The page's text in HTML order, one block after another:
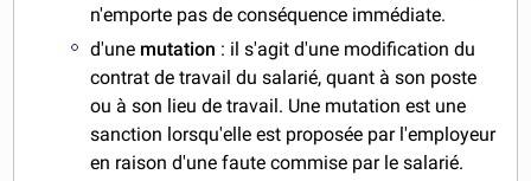
n'emporte pas de conséquence immédiate.
d'une mutation : il s'agit d'une modification du
contrat de travail du salarié, quant à son poste
ou à son lieu de travail. Une mutation est une
sanction lorsqu'elle est proposée par l'employeur
en raison d'une faute commise par le salarié.